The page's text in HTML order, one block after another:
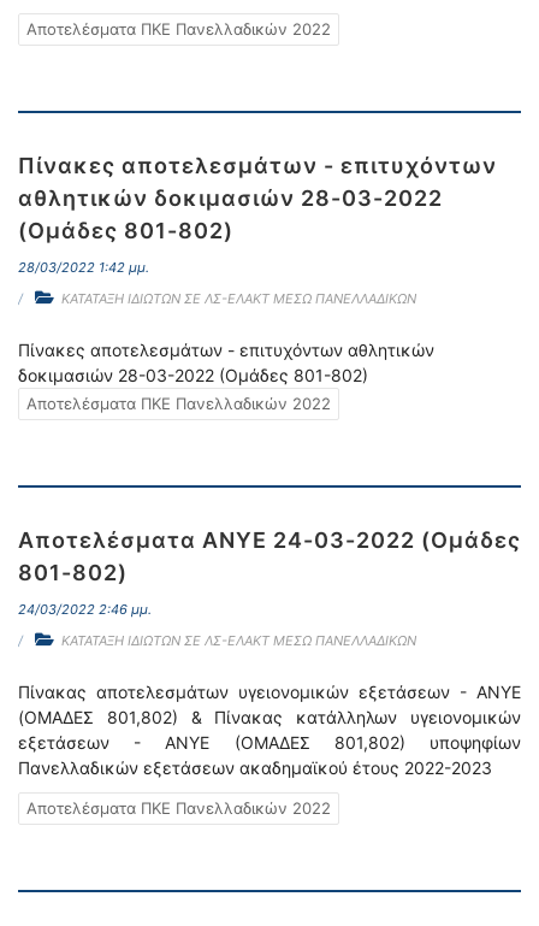
Αποτελέσματα ΠΚΕ Πανελλαδικών 2022
Πίνακες αποτελεσμάτων - επιτυχόντων
αθλητικών δοκιμασιών 28-03-2022
(Ομάδες 801-802)
28/03/2022 1:42 μμ.
ΚΑΤΑΤΑΞΗ ΙΔΙΩΤΩΝ ΣΕ ΛΣ-ΕΛΑΚΤ ΜΕΣΩ ΠΑΝΕΛΛΑΔΙΚΩΝ
Πίνακες αποτελεσμάτων - επιτυχόντων αθλητικών
δοκιμασιών 28-03-2022 (Ομάδες 801-802)
Αποτελέσματα ΠΚΕ Πανελλαδικών 2022
Αποτελέσματα ΑΝΥΕ 24-03-2022 (Ομάδες
801-802)
24/03/2022 2:46 μμ.
ΚΑΤΑΤΑΞΗ ΙΔΙΩΤΩΝ ΣΕ ΛΣ-ΕΛΑΚΤ ΜΕΣΩ ΠΑΝΕΛΛΑΔΙΚΩΝ
Πίνακας αποτελεσμάτων υγειονομικών εξετάσεων - ΑΝΥΕ
(ΟΜΑΔΕΣ 801,802) & Πίνακας κατάλληλων υγειονομικών
εξετάσεων - ΑΝΥΕ (ΟΜΑΔΕΣ 801,802) υποψηφίων
Πανελλαδικών εξετάσεων ακαδημαϊκού έτους 2022-2023
Αποτελέσματα ΠΚΕ Πανελλαδικών 2022